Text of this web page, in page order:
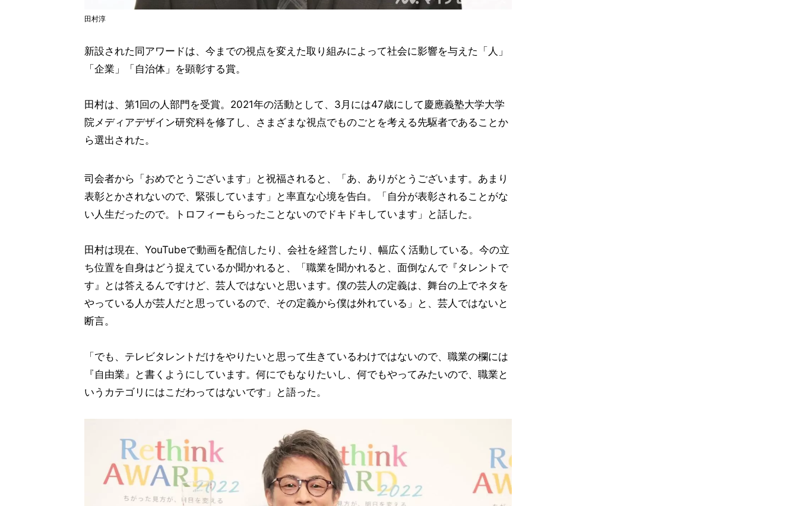
田村淳
新設された同アワードは、今までの視点を変えた取り組みによって社会に影響を与えた「人」
「企業」「自治体」を顕彰する賞。
田村は、第1回の人部門を受賞。2021年の活動として、3月には47歳にして慶應義塾大学大学
院メディアデザイン研究科を修了し、さまざまな視点でものごとを考える先駆者であることか
ら選出された。
司会者から「おめでとうございます」と祝福されると、「あ、ありがとうございます。あまり
表彰とかされないので、緊張しています」と率直な心境を告白。「自分が表彰されることがな
い人生だったので。トロフィーもらったことないのでドキドキしています」と話した。
田村は現在、YouTubeで動画を配信したり、会社を経営したり、幅広く活動している。今の立
ち位置を自身はどう捉えているか聞かれると、「職業を聞かれると、面倒なんで『タレントで
す』とは答えるんですけど、芸人ではないと思います。僕の芸人の定義は、舞台の上でネタを
やっている人が芸人だと思っているので、その定義から僕は外れている」と、芸人ではないと
断言。
「でも、テレビタレントだけをやりたいと思って生きているわけではないので、職業の欄には
『自由業』と書くようにしています。何にでもなりたいし、何でもやってみたいので、職業と
いうカテゴリにはこだわってはないです」と語った。